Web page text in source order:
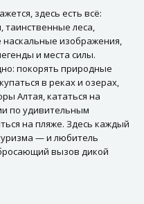
здесь есть всё:
таинственные леса,
изображения,
и места силы.
покорять природные
в реках и озерах,
Алтая, кататься на
по удивительным
на пляже. Здесь каждый
— и любитель
вызов дикой